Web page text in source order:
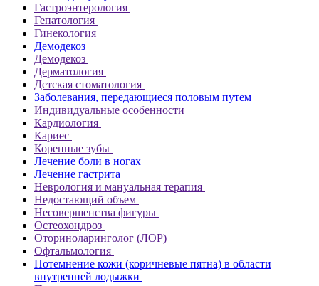
Гастроэнтерология
Гепатология
Гинекология
Демодекоз
Демодекоз
Дерматология
Детская стоматология
Заболевания, передающиеся половым путем
Индивидуальные особенности
Кардиология
Кариес
Коренные зубы
Лечение боли в ногах
Лечение гастрита
Неврология и мануальная терапия
Недостающий объем
Несовершенства фигуры
Остеохондроз
Оториноларинголог (ЛОР)
Офтальмология
Потемнение кожи (коричневые пятна) в области
внутренней лодыжки